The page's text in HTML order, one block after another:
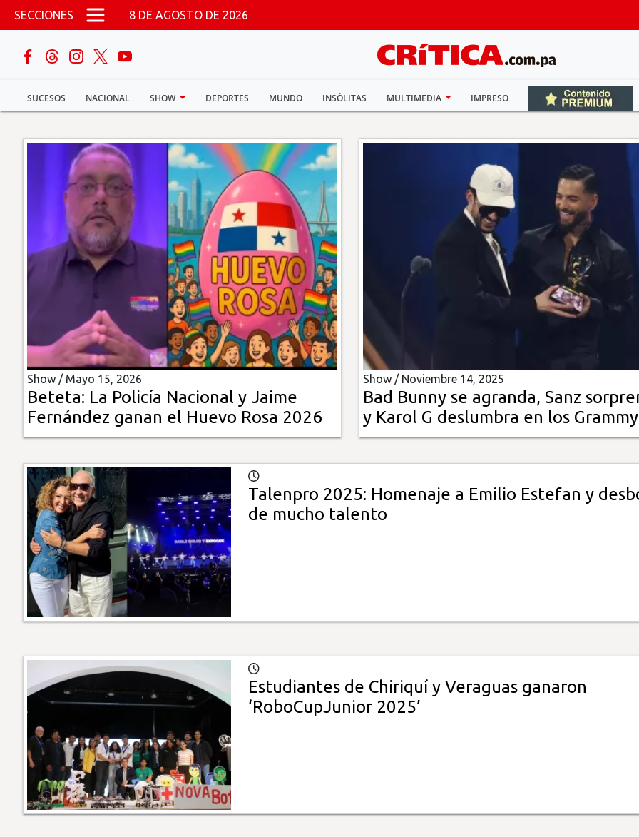
Pasar al contenido principal
SECCIONES 8 DE AGOSTO DE 2026
SUCESOS NACIONAL SHOW DEPORTES MUNDO INSÓLITAS MULTIMEDIA IMPRESO
buscar
Sucesos
Nacional
Deportes
Insólitas
Multimedia
Impreso
Show / Mayo 15, 2026
Beteta: La Policía Nacional y Jaime
Fernández ganan el Huevo Rosa 2026
Show / Noviembre 14, 2025
Bad Bunny se agranda, Sanz
y Karol G deslumbra en los Grammy
Talenpro 2025: Homenaje a Emilio Estefan y
de mucho talento
Estudiantes de Chiriquí y Veraguas ganaron
‘RoboCupJunior 2025’